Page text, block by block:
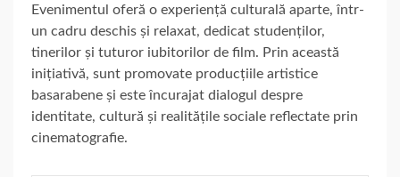
Evenimentul oferă o experiență culturală aparte, într-
un cadru deschis și relaxat, dedicat studenților,
tinerilor și tuturor iubitorilor de film. Prin această
inițiativă, sunt promovate producțiile artistice
basarabene și este încurajat dialogul despre
identitate, cultură și realitățile sociale reflectate prin
cinematografie.